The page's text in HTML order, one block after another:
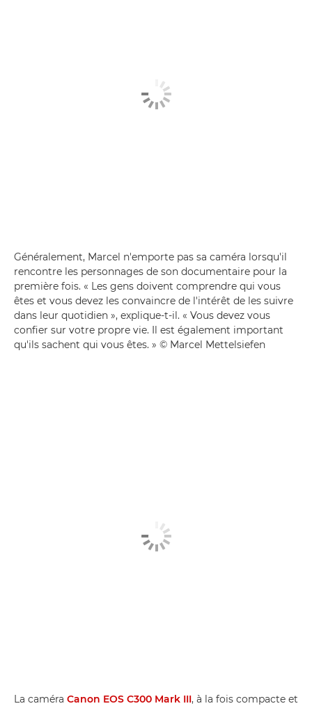
Généralement, Marcel n'emporte pas sa caméra lorsqu'il
rencontre les personnages de son documentaire pour la
première fois. « Les gens doivent comprendre qui vous
êtes et vous devez les convaincre de l'intérêt de les suivre
dans leur quotidien », explique-t-il. « Vous devez vous
confier sur votre propre vie. Il est également important
qu'ils sachent qui vous êtes. » © Marcel Mettelsiefen
La caméra Canon EOS C300 Mark III, à la fois compacte et